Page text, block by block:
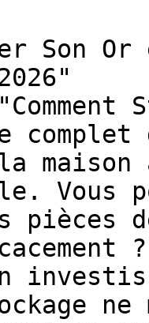
Son Or
Vous
pièces
ne